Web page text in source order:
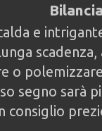
Bilancia
e
o
segno sarà
consiglio